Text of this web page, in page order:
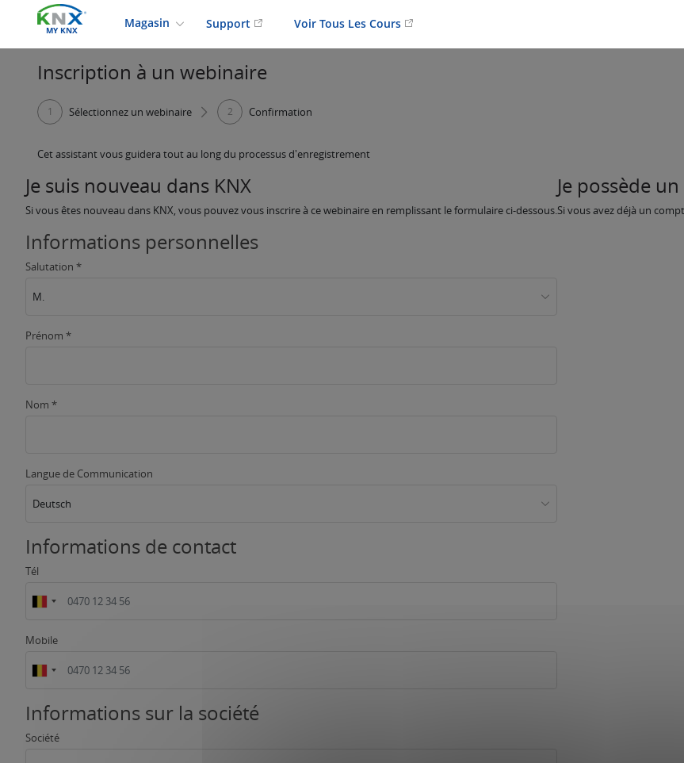
MY KNX
Magasin Support Voir Tous Les Cours
Inscription à un webinaire
1 Sélectionnez un webinaire 2 Confirmation
Cet assistant vous guidera tout au long du processus d'enregistrement
Je suis nouveau dans KNX
Si vous êtes nouveau dans KNX, vous pouvez vous inscrire à ce webinaire en remplissant le formulaire ci-dessous.
Informations personnelles
Salutation *
M.
Prénom *
Nom *
Langue de Communication
Deutsch
Informations de contact
Tél
Mobile
Informations sur la société
Société
Je possède
Si vous avez déjà un